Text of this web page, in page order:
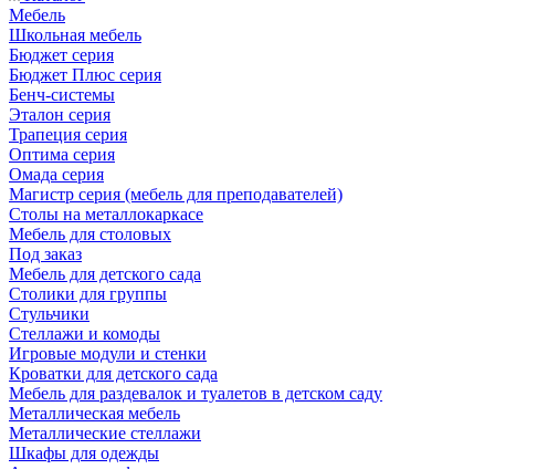
Мебель
Школьная мебель
Бюджет серия
Бюджет Плюс серия
Бенч-системы
Эталон серия
Трапеция серия
Оптима серия
Омада серия
Магистр серия (мебель для преподавателей)
Столы на металлокаркасе
Мебель для столовых
Под заказ
Мебель для детского сада
Столики для группы
Стульчики
Стеллажи и комоды
Игровые модули и стенки
Кроватки для детского сада
Мебель для раздевалок и туалетов в детском саду
Металлическая мебель
Металлические стеллажи
Шкафы для одежды